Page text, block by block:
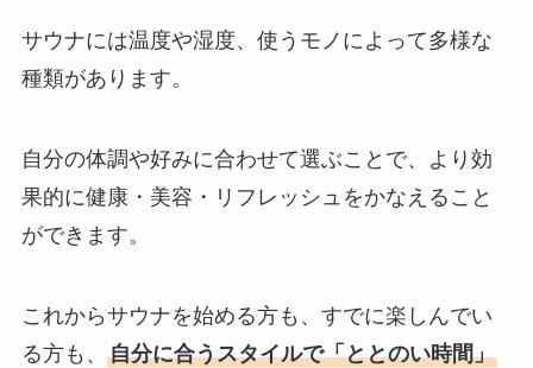
サウナには温度や湿度、使うモノによって多様な
種類があります。
自分の体調や好みに合わせて選ぶことで、より効
果的に健康・美容・リフレッシュをかなえること
ができます。
これからサウナを始める方も、すでに楽しんでい
る方も、 自分に合うスタイルで「ととのい時間」